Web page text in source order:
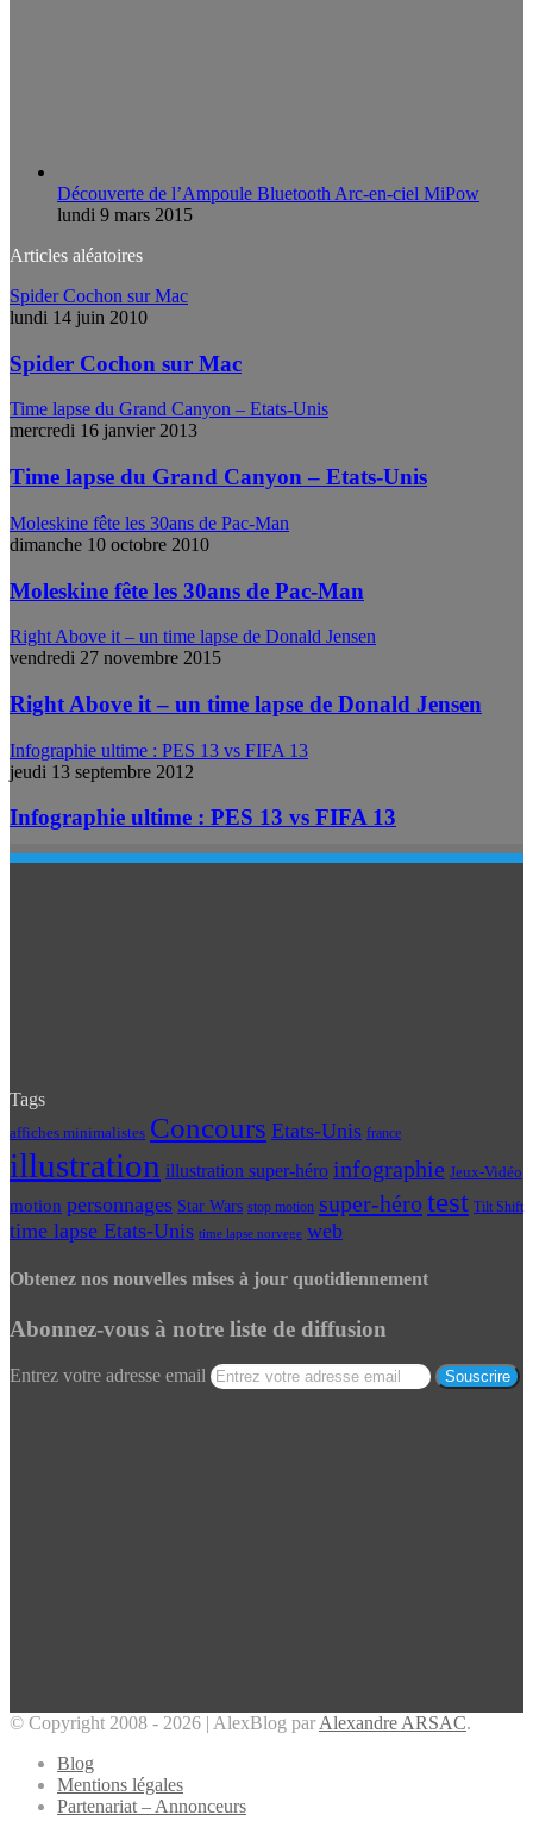
Découverte de l’Ampoule Bluetooth Arc-en-ciel MiPow
lundi 9 mars 2015
Articles aléatoires
Spider Cochon sur Mac
lundi 14 juin 2010
Spider Cochon sur Mac
Time lapse du Grand Canyon – Etats-Unis
mercredi 16 janvier 2013
Time lapse du Grand Canyon – Etats-Unis
Moleskine fête les 30ans de Pac-Man
dimanche 10 octobre 2010
Moleskine fête les 30ans de Pac-Man
Right Above it – un time lapse de Donald Jensen
vendredi 27 novembre 2015
Right Above it – un time lapse de Donald Jensen
Infographie ultime : PES 13 vs FIFA 13
jeudi 13 septembre 2012
Infographie ultime : PES 13 vs FIFA 13
Tags
affiches minimalistes Concours Etats-Unis france
illustration illustration super-héro infographie Jeux-Vidéo
motion personnages Star Wars stop motion super-hérotest Tilt Shift
time lapse Etats-Unis time lapse norvege web
Obtenez nos nouvelles mises à jour quotidiennement
Abonnez-vous à notre liste de diffusion
Entrez votre adresse email
© Copyright 2008 - 2026 | AlexBlog par Alexandre ARSAC.
Blog
Mentions légales
Partenariat – Annonceurs